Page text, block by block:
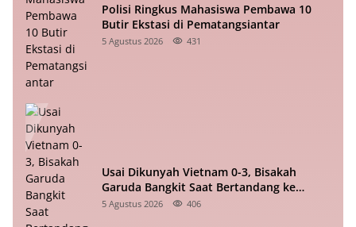
Polisi Ringkus Mahasiswa Pembawa 10
Butir Ekstasi di Pematangsiantar
5 Agustus 2026 431
Usai Dikunyah Vietnam 0-3, Bisakah
Garuda Bangkit Saat Bertandang ke
Singapura?
5 Agustus 2026 406